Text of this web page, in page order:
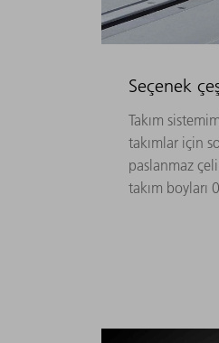
Seçenek
Takım
takımlar için
paslanmaz
takım boyları